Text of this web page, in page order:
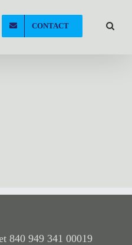
CONTACT
840 949 341 00019